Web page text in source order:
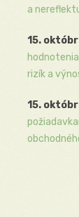
a
15.
rizík a
15.